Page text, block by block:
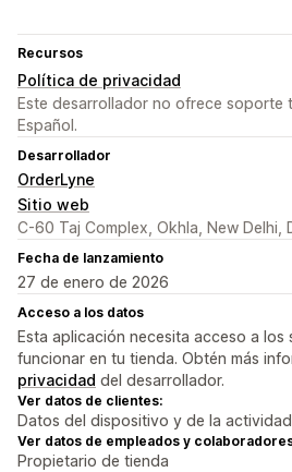
Recursos
Política de privacidad
Este desarrollador no ofrece soporte
Español.
Desarrollador
OrderLyne
Sitio web
C-60 Taj Complex, Okhla, New Delhi,
Fecha de lanzamiento
27 de enero de 2026
Acceso a los datos
Esta aplicación necesita acceso a los
funcionar en tu tienda. Obtén más
privacidad del desarrollador.
Ver datos de clientes:
Datos del dispositivo y de la actividad
Ver datos de empleados y
Propietario de tienda